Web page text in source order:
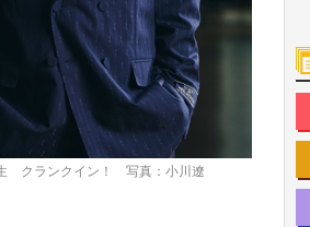
生 クランクイン！ 写真：小川遼